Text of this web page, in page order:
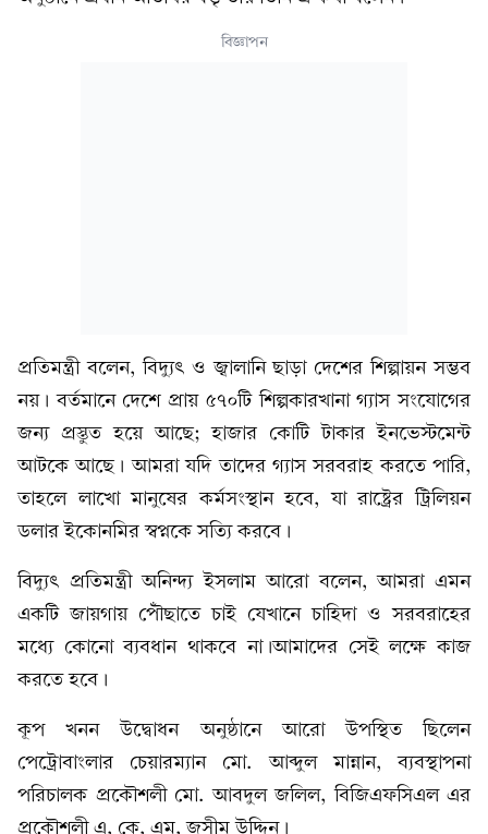
বিজ্ঞাপন
প্রতিমন্ত্রী বলেন, বিদ্যুৎ ও জ্বালানি ছাড়া দেশের শিল্পায়ন সম্ভব
নয়। বর্তমানে দেশে প্রায় ৫৭০টি শিল্পকারখানা গ্যাস সংযোগের
জন্য প্রস্তুত হয়ে আছে; হাজার কোটি টাকার ইনভেস্টমেন্ট
আটকে আছে। আমরা যদি তাদের গ্যাস সরবরাহ করতে পারি,
তাহলে লাখো মানুষের কর্মসংস্থান হবে, যা রাষ্ট্রের ট্রিলিয়ন
ডলার ইকোনমির স্বপ্নকে সত্যি করবে।
বিদ্যুৎ প্রতিমন্ত্রী অনিন্দ্য ইসলাম আরো বলেন, আমরা এমন
একটি জায়গায় পৌঁছাতে চাই যেখানে চাহিদা ও সরবরাহের
মধ্যে কোনো ব্যবধান থাকবে না।আমাদের সেই লক্ষে কাজ
করতে হবে।
কূপ খনন উদ্বোধন অনুষ্ঠানে আরো উপস্থিত ছিলেন
পেট্রোবাংলার চেয়ারম্যান মো. আব্দুল মান্নান, ব্যবস্থাপনা
পরিচালক প্রকৌশলী মো. আবদুল জলিল, বিজিএফসিএল এর
প্রকৌশলী এ, কে, এম, জসীম উদ্দিন।